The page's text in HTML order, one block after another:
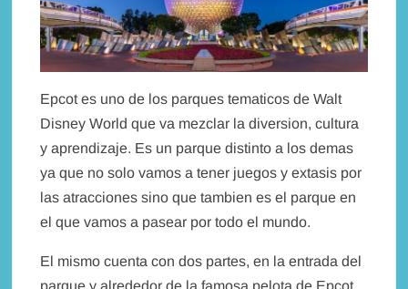
Epcot es uno de los parques tematicos de Walt
Disney World que va mezclar la diversion, cultura
y aprendizaje. Es un parque distinto a los demas
ya que no solo vamos a tener juegos y extasis por
las atracciones sino que tambien es el parque en
el que vamos a pasear por todo el mundo.
El mismo cuenta con dos partes, en la entrada del
parque y alrededor de la famosa pelota de Epcot